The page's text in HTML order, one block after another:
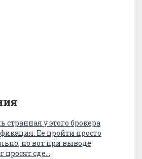
странная у этого брокера
Ее пройти просто
но вот при выводе
просят сде…